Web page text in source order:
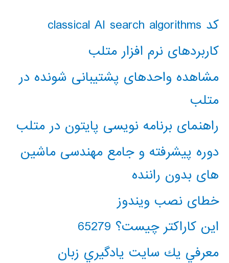
کد classical AI search algorithms
کاربردهای نرم افزار متلب
مشاهده واحدهای پشتیبانی شونده در
متلب
راهنمای برنامه نویسی پایتون در متلب
دوره پیشرفته و جامع مهندسی ماشین
های بدون راننده
خطای نصب ویندوز
این کاراکتر چیست؟ 65279
معرفي يك سايت يادگيري زبان